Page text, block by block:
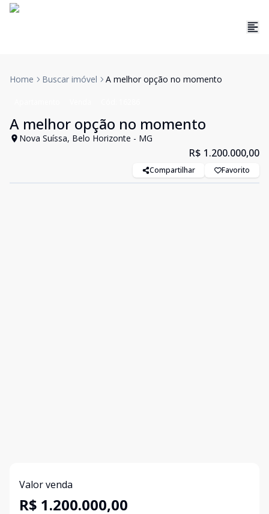
Home Buscar imóvel A melhor opção no momento
A melhor opção no momento
Nova Suíssa, Belo Horizonte - MG
R$ 1.200.000,00
Compartilhar Favorito
Valor venda
R$ 1.200.000,00